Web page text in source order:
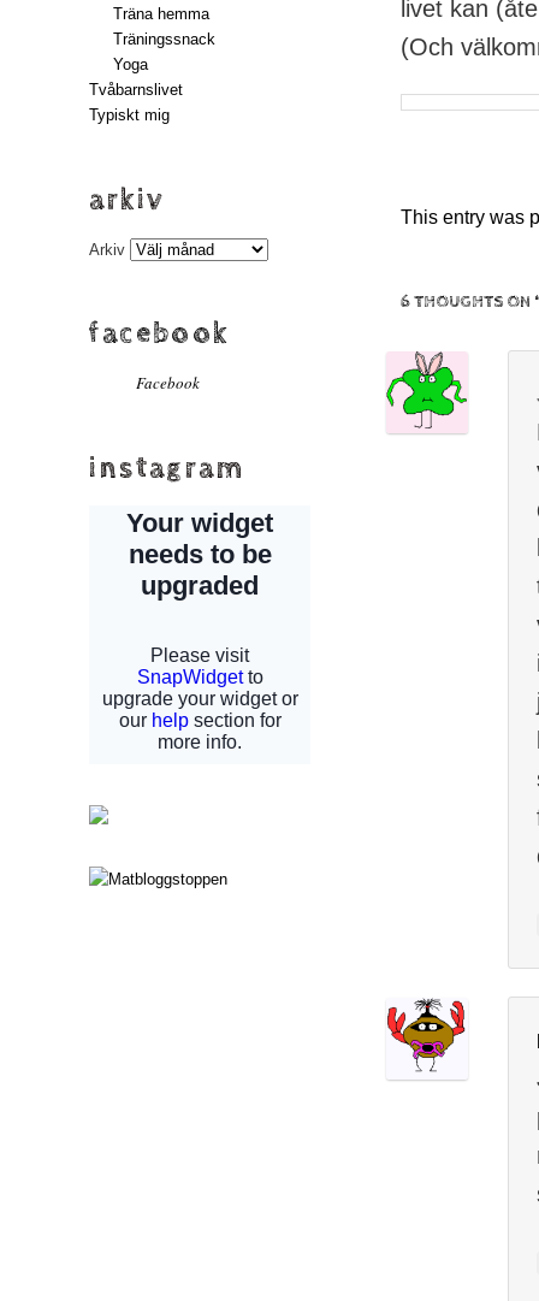
livet kan
(Och
This entry was
6 THOUGHTS ON
Träna hemma
Träningssnack
Yoga
Tvåbarnslivet
Typiskt mig
arkiv
Arkiv
facebook
Facebook
instagram